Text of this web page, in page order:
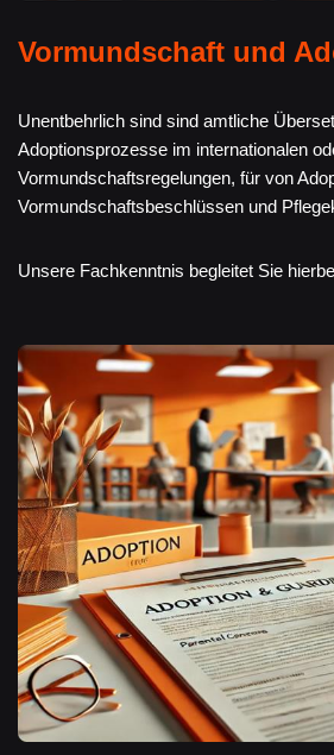
Vormundschaft und
Unentbehrlich sind sind amtliche
Adoptionsprozesse im internationalen
Vormundschaftsregelungen, für von
Vormundschaftsbeschlüssen und
Unsere Fachkenntnis begleitet Sie